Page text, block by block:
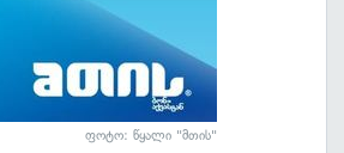
ფოტო: წყალი "მთის"